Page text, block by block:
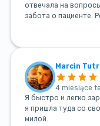
отвечала на
забота о пациенте.
Marcin
4 miesiące
Я быстро и легко
я пришла туда со
милой.